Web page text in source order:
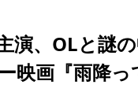
演、OLと謎
映画『雨降